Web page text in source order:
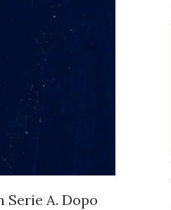
A. Dopo